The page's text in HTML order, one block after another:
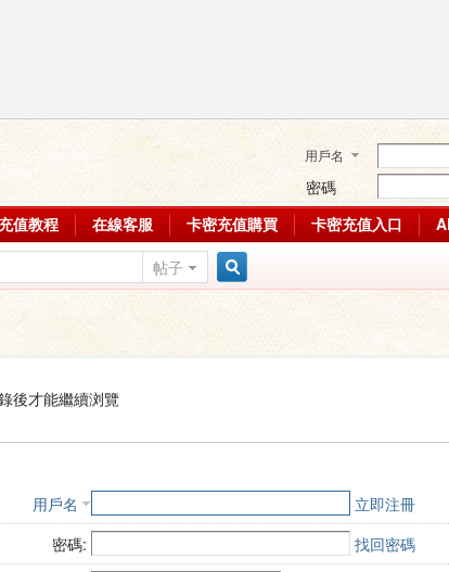
用戶名
密碼
值教程 在線客服 卡密充值購買 卡密充值入口
帖子
後才能繼續浏覽
用戶名
立即注冊
密碼:
找回密碼